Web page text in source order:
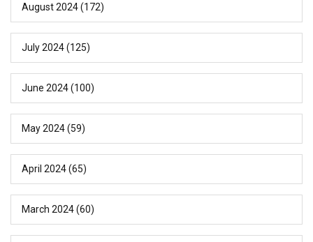
August 2024(172)
July 2024(125)
June 2024(100)
May 2024(59)
April 2024(65)
March 2024(60)